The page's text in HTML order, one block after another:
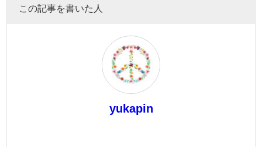
この記事を書いた人
yukapin